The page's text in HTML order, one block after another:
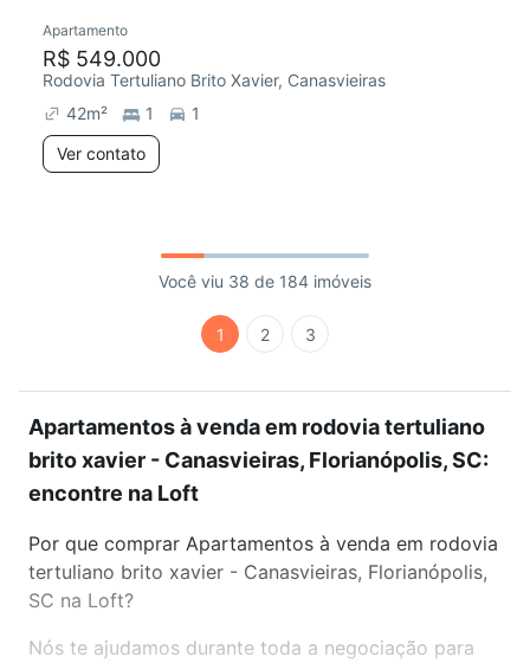
Apartamento
R$ 549.000
Rodovia Tertuliano Brito Xavier, Canasvieiras
42m² 1
1
Ver contato
Você viu 38 de 184 imóveis
1 2 3
Apartamentos à venda em rodovia tertuliano
brito xavier - Canasvieiras, Florianópolis, SC:
encontre na Loft
Por que comprar Apartamentos à venda em rodovia
tertuliano brito xavier - Canasvieiras, Florianópolis,
SC na Loft?
Nós te ajudamos durante toda a negociação para